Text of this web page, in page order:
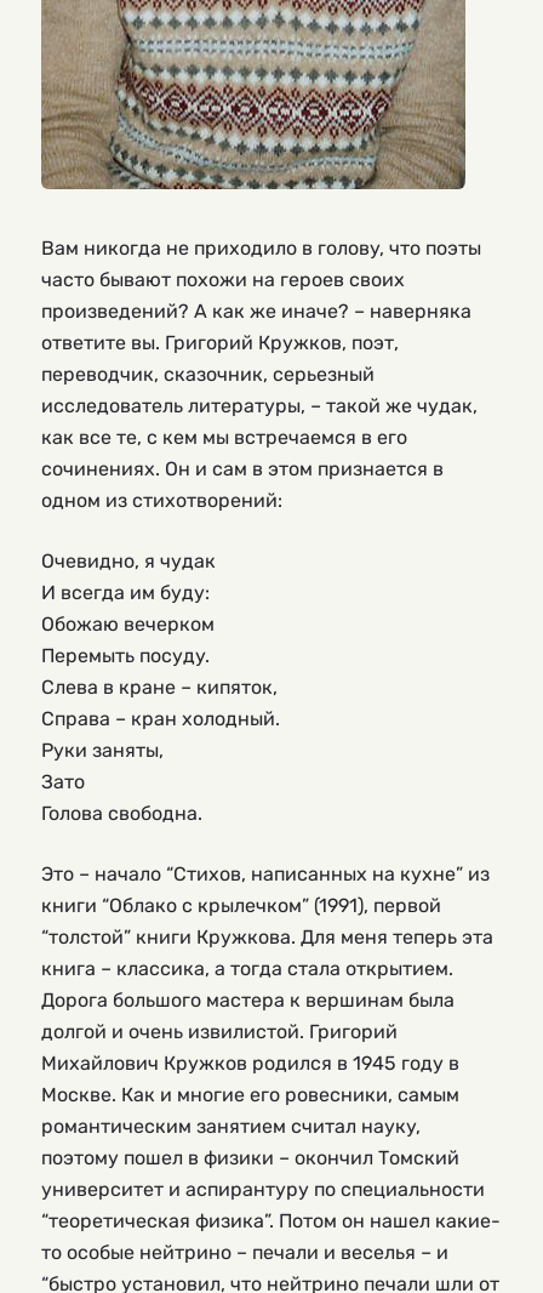
Вам никогда не приходило в голову, что поэты
часто бывают похожи на героев своих
произведений? А как же иначе? – наверняка
ответите вы. Григорий Кружков, поэт,
переводчик, сказочник, серьезный
исследователь литературы, – такой же чудак,
как все те, с кем мы встречаемся в его
сочинениях. Он и сам в этом признается в
одном из стихотворений:
Очевидно, я чудак
И всегда им буду:
Обожаю вечерком
Перемыть посуду.
Слева в кране – кипяток,
Справа – кран холодный.
Руки заняты,
Зато
Голова свободна.
Это – начало “Стихов, написанных на кухне” из
книги “Облако с крылечком” (1991), первой
“толстой” книги Кружкова. Для меня теперь эта
книга – классика, а тогда стала открытием.
Дорога большого мастера к вершинам была
долгой и очень извилистой. Григорий
Михайлович Кружков родился в 1945 году в
Москве. Как и многие его ровесники, самым
романтическим занятием считал науку,
поэтому пошел в физики – окончил Томский
университет и аспирантуру по специальности
“теоретическая физика”. Потом он нашел какие-
то особые нейтрино – печали и веселья – и
“быстро установил, что нейтрино печали шли от